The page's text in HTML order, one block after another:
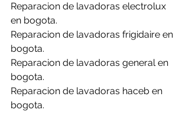
Reparacion de lavadoras electrolux
en bogota.
Reparacion de lavadoras frigidaire en
bogota.
Reparacion de lavadoras general en
bogota.
Reparacion de lavadoras haceb en
bogota.